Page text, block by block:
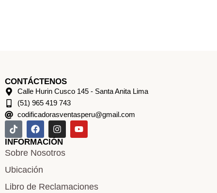
CONTÁCTENOS
Calle Hurin Cusco 145 - Santa Anita Lima
(51) 965 419 743
codificadorasventasperu@gmail.com
INFORMACIÓN
Sobre Nosotros
Ubicación
Libro de Reclamaciones